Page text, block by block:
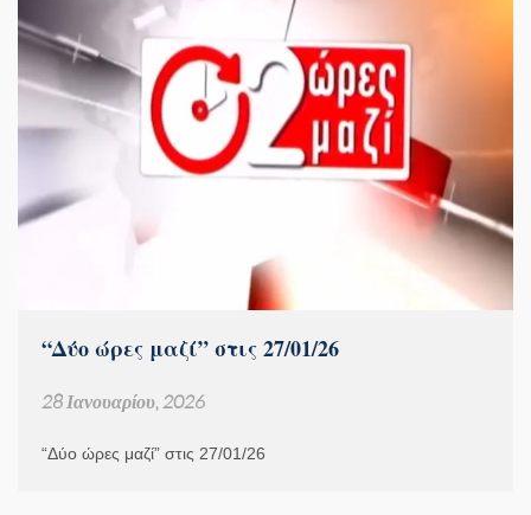
“Δύο ώρες μαζί” στις 27/01/26
28 Ιανουαρίου, 2026
“Δύο ώρες μαζί” στις 27/01/26